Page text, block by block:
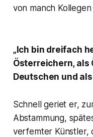
von manch
„Ich bin dreifach
Österreichern,
Deutschen und
Schnell geriet er,
Abstammung,
verfemter Künstler,